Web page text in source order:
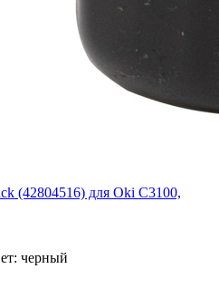
(42804516) для Oki С3100,
черный